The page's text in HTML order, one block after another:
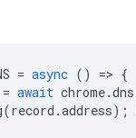
= async () => {
= await chrome.dns
(record .address);